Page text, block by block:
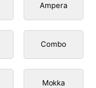
Ampera
Combo
Mokka